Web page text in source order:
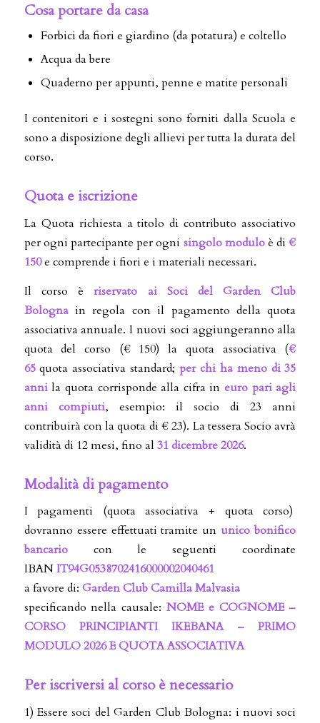
Cosa portare da casa
Forbici da fiori e giardino (da potatura) e coltello
Acqua da bere
Quaderno per appunti, penne e matite personali
I contenitori e i sostegni sono forniti dalla Scuola e
sono a disposizione degli allievi per tutta la durata del
corso.
Quota e iscrizione
La Quota richiesta a titolo di contributo associativo
per ogni partecipante per ogni singolo moduloè di€
150e comprende i fiori e i materiali necessari.
Il corso èriservato ai Soci del Garden Club
Bologna in regola con il pagamento della quota
associativa annuale. I nuovi soci aggiungeranno alla
quota del corso (€ 150) la quota associativa (€
65quota associativa standard;per chi ha meno di 35
annila quota corrisponde alla cifra ineuro pari agli
anni
compiuti, esempio: il socio di 23 anni
contribuirà con la quota di € 23). La tessera Socio avrà
validità di 12 mesi, fino al 31 dicembre 2026.
Modalità di pagamento
I pagamenti (quota associativa + quota corso)
dovranno essere effettuati tramite un unico bonifico
bancariocon le seguenti coordinate
IBANIT94G0538702416000002040461
a favore di: Garden Club Camilla Malvasia
specificando nella causale: NOME e COGNOME –
CORSO PRINCIPIANTI IKEBANA – PRIMO
MODULO 2026 E QUOTA ASSOCIATIVA
Per iscriversi al corso è necessario
1) Essere soci del Garden Club Bologna: i nuovi soci